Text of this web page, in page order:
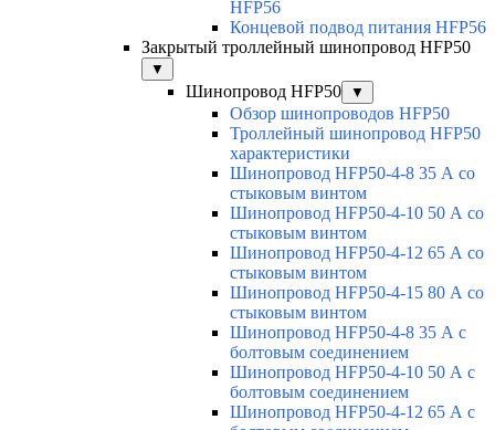
HFP56
Концевой подвод питания HFP56
Закрытый троллейный шинопровод HFP50
▼
Шинопровод HFP50 ▼
Обзор шинопроводов HFP50
Троллейный шинопровод HFP50
характеристики
Шинопровод HFP50-4-8 35 А со
стыковым винтом
Шинопровод HFP50-4-10 50 А со
стыковым винтом
Шинопровод HFP50-4-12 65 А со
стыковым винтом
Шинопровод HFP50-4-15 80 А со
стыковым винтом
Шинопровод HFP50-4-8 35 А с
болтовым соединением
Шинопровод HFP50-4-10 50 А с
болтовым соединением
Шинопровод HFP50-4-12 65 А с